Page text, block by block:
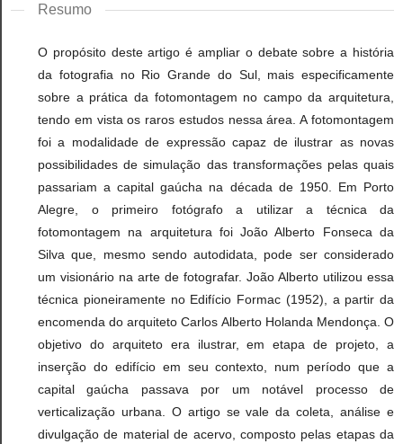
Resumo
O propósito deste artigo é ampliar o debate sobre a história
da fotografia no Rio Grande do Sul, mais especificamente
sobre a prática da fotomontagem no campo da arquitetura,
tendo em vista os raros estudos nessa área. A fotomontagem
foi a modalidade de expressão capaz de ilustrar as novas
possibilidades de simulação das transformações pelas quais
passariam a capital gaúcha na década de 1950. Em Porto
Alegre, o primeiro fotógrafo a utilizar a técnica da
fotomontagem na arquitetura foi João Alberto Fonseca da
Silva que, mesmo sendo autodidata, pode ser considerado
um visionário na arte de fotografar. João Alberto utilizou essa
técnica pioneiramente no Edifício Formac (1952), a partir da
encomenda do arquiteto Carlos Alberto Holanda Mendonça. O
objetivo do arquiteto era ilustrar, em etapa de projeto, a
inserção do edifício em seu contexto, num período que a
capital gaúcha passava por um notável processo de
verticalização urbana. O artigo se vale da coleta, análise e
divulgação de material de acervo, composto pelas etapas da